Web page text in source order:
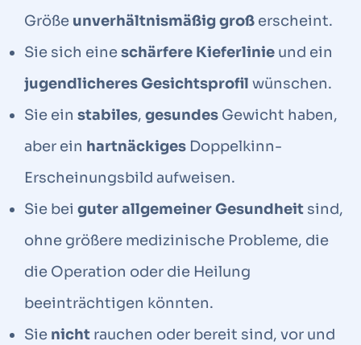
Größe unverhältnismäßig groß erscheint.
Sie sich eineschärfere Kieferlinie und ein
jugendlicheres Gesichtsprofil wünschen.
Sie ein stabiles, gesundes Gewicht haben,
aber ein hartnäckiges Doppelkinn-
Erscheinungsbild aufweisen.
Sie bei guter allgemeiner Gesundheit sind,
ohne größere medizinische Probleme, die
die Operation oder die Heilung
beeinträchtigen könnten.
Sie nicht rauchen oder bereit sind, vor und